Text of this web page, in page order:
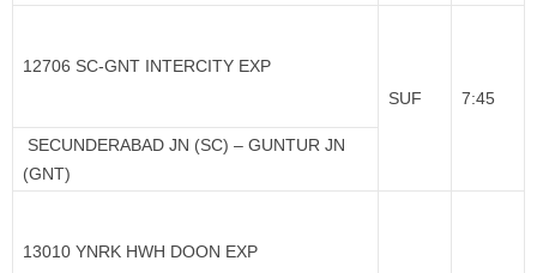
12706 SC-GNT INTERCITY EXP
SUF
7:45
SECUNDERABAD JN (SC) – GUNTUR JN
(GNT)
13010 YNRK HWH DOON EXP